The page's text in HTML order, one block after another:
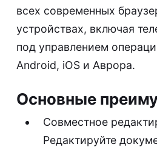
всех современных
устройствах, включая
под управлением
Android, iOS и Аврора.
Основные
Совместное
Редактируйте